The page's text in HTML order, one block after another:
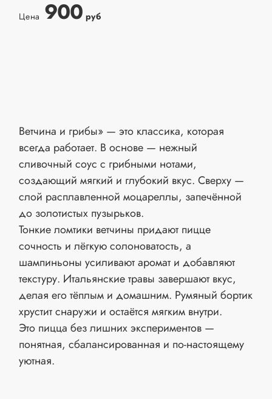
Цена 900 руб
Ветчина и грибы» — это классика, которая
всегда работает. В основе — нежный
сливочный соус с грибными нотами,
создающий мягкий и глубокий вкус. Сверху —
слой расплавленной моцареллы, запечённой
до золотистых пузырьков.
Тонкие ломтики ветчины придают пицце
сочность и лёгкую солоноватость, а
шампиньоны усиливают аромат и добавляют
текстуру. Итальянские травы завершают вкус,
делая его тёплым и домашним. Румяный бортик
хрустит снаружи и остаётся мягким внутри.
Это пицца без лишних экспериментов —
понятная, сбалансированная и по-настоящему
уютная.